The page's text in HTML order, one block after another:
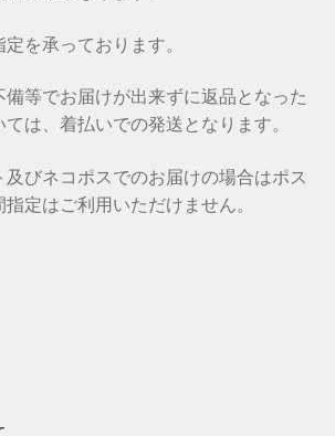
を承っております。
備等でお届けが出来ずに返品となった
は、着払いでの発送となります。
びネコポスでのお届けの場合はポス
指定はご利用いただけません。